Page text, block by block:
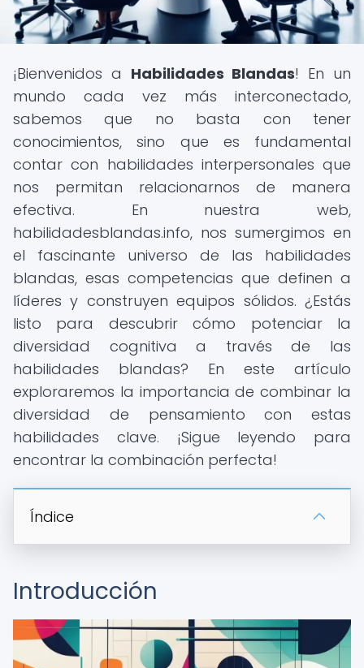
¡Bienvenidos a Habilidades Blandas! En un
mundo cada vez más interconectado,
sabemos que no basta con tener
conocimientos, sino que es fundamental
contar con habilidades interpersonales que
nos permitan relacionarnos de manera
efectiva. En nuestra web,
habilidadesblandas.info, nos sumergimos en
el fascinante universo de las habilidades
blandas, esas competencias que definen a
líderes y construyen equipos sólidos. ¿Estás
listo para descubrir cómo potenciar la
diversidad cognitiva a través de las
habilidades blandas? En este artículo
exploraremos la importancia de combinar la
diversidad de pensamiento con estas
habilidades clave. ¡Sigue leyendo para
encontrar la combinación perfecta!
Índice
Introducción